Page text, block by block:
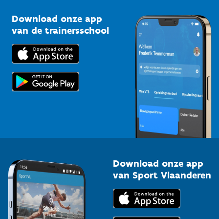
Bedrijven
Trainers en begeleiders
Topsporters
Kennisplatform
Downloads
Voor de pers
Download onze app
van de trainersschool
Download onze app
van Sport Vlaanderen